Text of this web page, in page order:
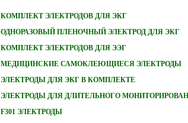
КОМПЛЕКТ ЭЛЕКТРОДОВ ДЛЯ ЭКГ
ОДНОРАЗОВЫЙ ПЛЕНОЧНЫЙ ЭЛЕКТРОД ДЛЯ ЭКГ
КОМПЛЕКТ ЭЛЕКТРОДОВ ДЛЯ ЭЭГ
МЕДИЦИНСКИЕ САМОКЛЕЮЩИЕСЯ ЭЛЕКТРОДЫ
ЭЛЕКТРОДЫ ДЛЯ ЭКГ В КОМПЛЕКТЕ
ЭЛЕКТРОДЫ ДЛЯ ДЛИТЕЛЬНОГО
F301 ЭЛЕКТРОДЫ